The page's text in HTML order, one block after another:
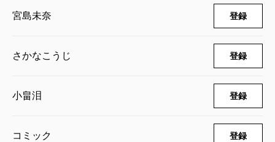
宮島未奈 登録
さかなこうじ 登録
小畠泪 登録
コミック 登録